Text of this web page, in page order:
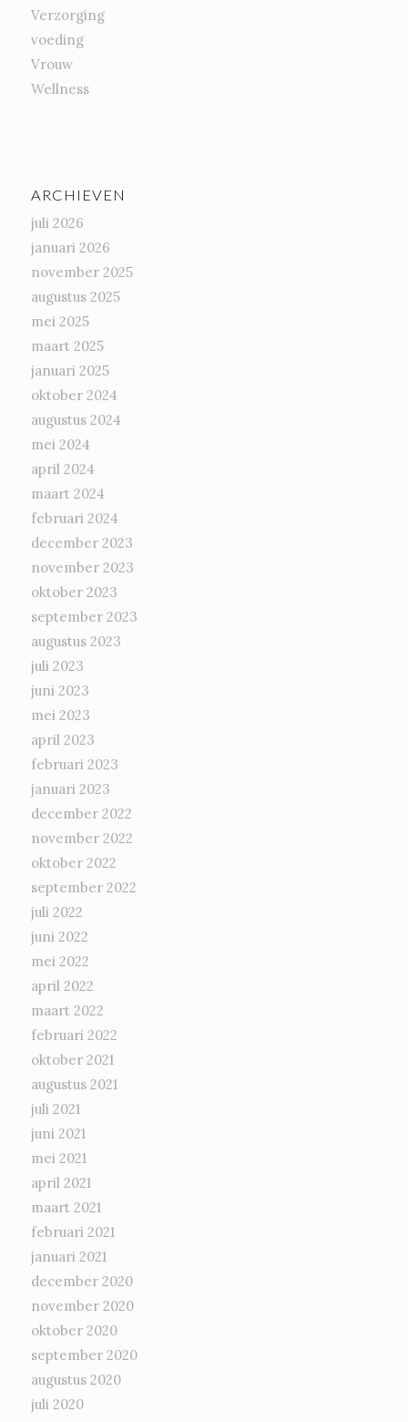
Verzorging
voeding
Vrouw
Wellness
ARCHIEVEN
juli 2026
januari 2026
november 2025
augustus 2025
mei 2025
maart 2025
januari 2025
oktober 2024
augustus 2024
mei 2024
april 2024
maart 2024
februari 2024
december 2023
november 2023
oktober 2023
september 2023
augustus 2023
juli 2023
juni 2023
mei 2023
april 2023
februari 2023
januari 2023
december 2022
november 2022
oktober 2022
september 2022
juli 2022
juni 2022
mei 2022
april 2022
maart 2022
februari 2022
oktober 2021
augustus 2021
juli 2021
juni 2021
mei 2021
april 2021
maart 2021
februari 2021
januari 2021
december 2020
november 2020
oktober 2020
september 2020
augustus 2020
juli 2020